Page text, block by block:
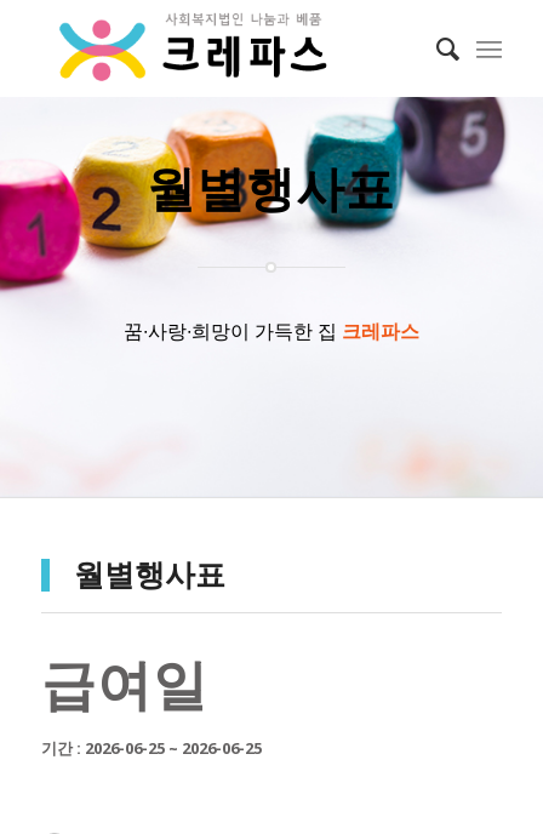
월별행사표
꿈∙사랑∙희망이 가득한 집 크레파스
월별행사표
급여일
기간 : 2026-06-25 ~ 2026-06-25